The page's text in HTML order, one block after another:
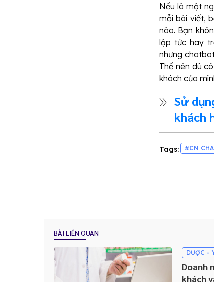
Nếu là một
mỗi bài viết,
nào. Bạn
lập tức hay
nhưng
Thế nên dù
khách của
Sử
khách
từng
Tags: #CN
BÀI LIÊN QUAN
DƯỢC -
Doanh
khách